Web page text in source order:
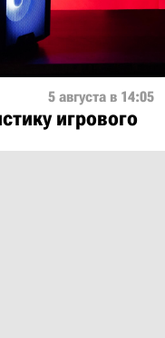
5 августа в 14:05
игрового